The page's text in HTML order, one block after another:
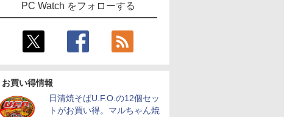
PC Watch をフォローする
お買い得情報
日清焼そばU.F.O.の12個セッ
トがお買い得。マルちゃん焼